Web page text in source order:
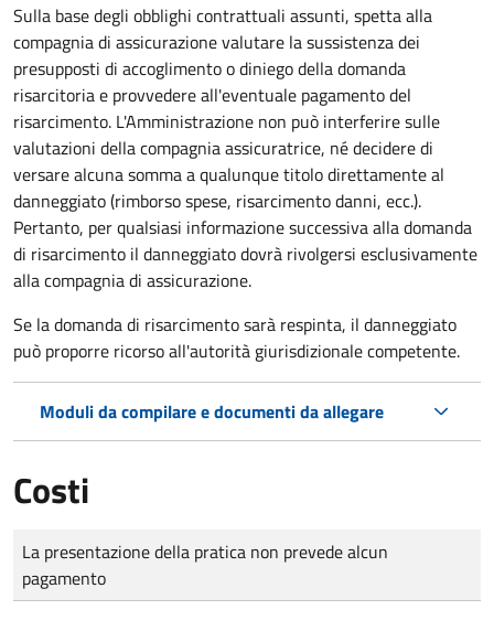
Sulla base degli obblighi contrattuali assunti, spetta alla
compagnia di assicurazione valutare la sussistenza dei
presupposti di accoglimento o diniego della domanda
risarcitoria e provvedere all'eventuale pagamento del
risarcimento. L'Amministrazione non può interferire sulle
valutazioni della compagnia assicuratrice, né decidere di
versare alcuna somma a qualunque titolo direttamente al
danneggiato (rimborso spese, risarcimento danni, ecc.).
Pertanto, per qualsiasi informazione successiva alla domanda
di risarcimento il danneggiato dovrà rivolgersi esclusivamente
alla compagnia di assicurazione.
Se la domanda di risarcimento sarà respinta, il danneggiato
può proporre ricorso all'autorità giurisdizionale competente.
Moduli da compilare e documenti da allegare
Costi
Tipo di pagamento
Importo
La presentazione della pratica non prevede alcun
pagamento